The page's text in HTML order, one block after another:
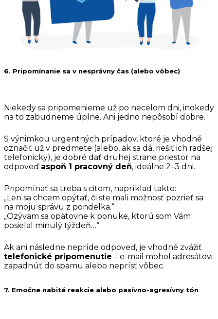
6. Pripomínanie sa v nesprávny čas (alebo vôbec)
Niekedy sa pripomenieme už po necelom dni, inokedy
na to zabudneme úplne. Ani jedno nepôsobí dobre.
S výnimkou urgentných prípadov, ktoré je vhodné
označiť už v predmete (alebo, ak sa dá, riešiť ich radšej
telefonicky), je dobré dať druhej strane priestor na
odpoveď aspoň 1 pracovný deň, ideálne 2–3 dni.
Pripomínať sa treba s citom, napríklad takto:
„Len sa chcem opýtať, či ste mali možnosť pozrieť sa
na moju správu z pondelka.“
„Ozývam sa opätovne k ponuke, ktorú som Vám
posielal minulý týždeň…“
Ak ani následne nepríde odpoveď, je vhodné zvážiť
telefonické pripomenutie – e-mail mohol adresátovi
zapadnúť do spamu alebo neprísť vôbec.
7. Emočne nabité reakcie alebo pasívno-agresívny tón